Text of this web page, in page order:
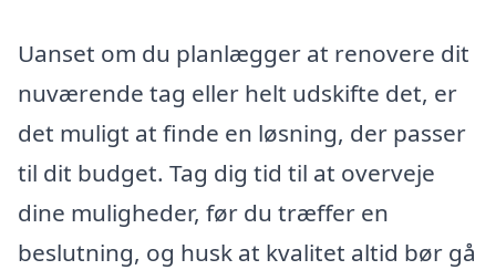
Uanset om du planlægger at renovere dit
nuværende tag eller helt udskifte det, er
det muligt at finde en løsning, der passer
til dit budget. Tag dig tid til at overveje
dine muligheder, før du træffer en
beslutning, og husk at kvalitet altid bør gå